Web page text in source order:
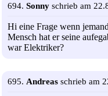
694. Sonny schrieb am
Hi eine Frage wenn
Mensch hat er seine
war Elektriker?
695. Andreas schrieb am